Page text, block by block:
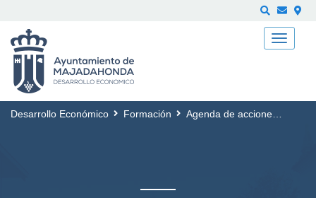
Desarrollo Económico Formación Agenda de acciones formativas